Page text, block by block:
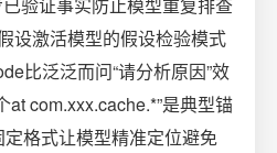
设激活模型的假设检验模式
比泛泛而问“请分析原因”效
at com.xxx.cache.*”是典型锚
格式让模型精准定位避免